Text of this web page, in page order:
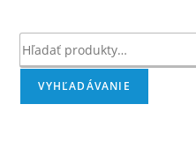
Hľadať:
VYHĽADÁVANIE